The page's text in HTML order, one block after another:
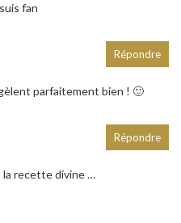
fan
parfaitement bien ! 🙂
Répondre
la recette divine …
Répondre